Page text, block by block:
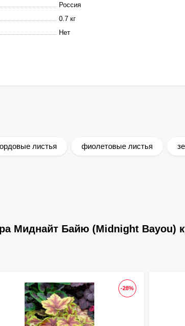
Россия
0.7 кг
Нет
листья фиолетовые листья
Миднайт Байю (Midnight Bayou)
-28%